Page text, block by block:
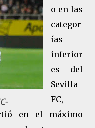
o en las
categor
ías
inferior
es del
Sevilla
FC,
en el máximo